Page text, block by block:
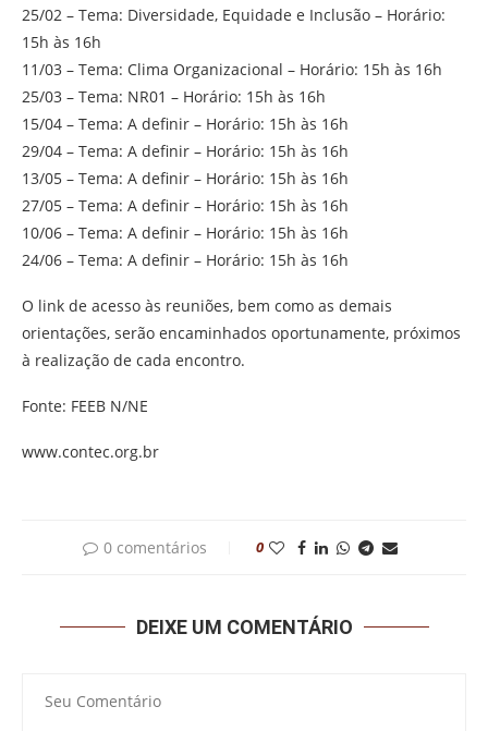
25/02 – Tema: Diversidade, Equidade e Inclusão – Horário:
15h às 16h
11/03 – Tema: Clima Organizacional – Horário: 15h às 16h
25/03 – Tema: NR01 – Horário: 15h às 16h
15/04 – Tema: A definir – Horário: 15h às 16h
29/04 – Tema: A definir – Horário: 15h às 16h
13/05 – Tema: A definir – Horário: 15h às 16h
27/05 – Tema: A definir – Horário: 15h às 16h
10/06 – Tema: A definir – Horário: 15h às 16h
24/06 – Tema: A definir – Horário: 15h às 16h
O link de acesso às reuniões, bem como as demais
orientações, serão encaminhados oportunamente, próximos
à realização de cada encontro.
Fonte: FEEB N/NE
www.contec.org.br
0 comentários 0
DEIXE UM COMENTÁRIO